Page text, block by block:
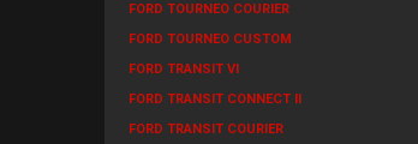
FORD TOURNEO COURIER
FORD TOURNEO CUSTOM
FORD TRANSIT VI
FORD TRANSIT CONNECT II
FORD TRANSIT COURIER